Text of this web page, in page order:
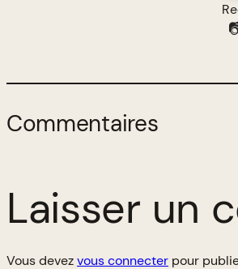
Commentaires
Laisser un
Vous devezvous connecter pour